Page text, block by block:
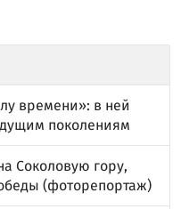
времени»: в ней
поколениям
Соколовую гору,
(фоторепортаж)